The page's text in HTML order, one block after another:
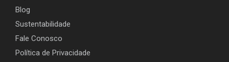
Blog
Sustentabilidade
Fale Conosco
Política de Privacidade